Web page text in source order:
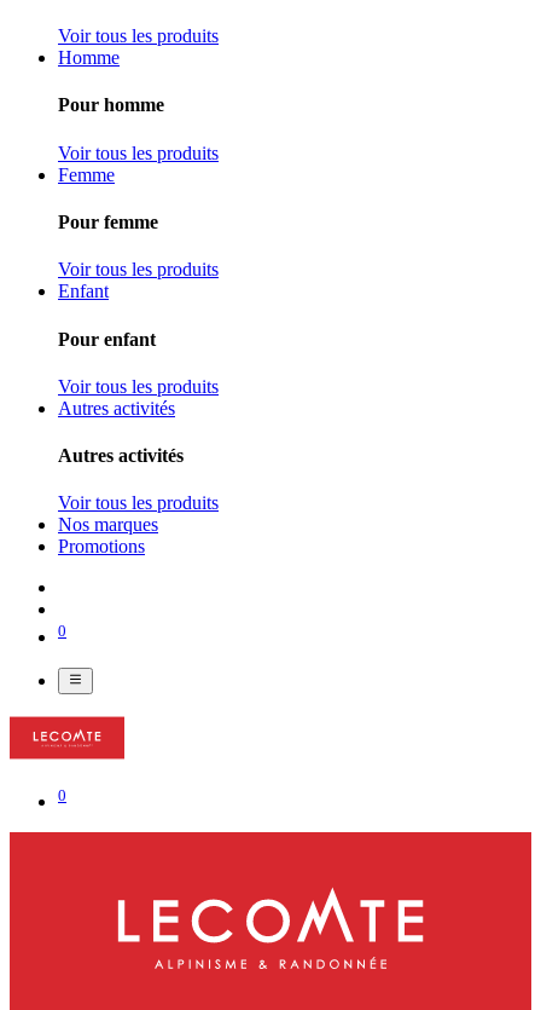
Voir tous les produits
Homme
Pour homme
Voir tous les produits
Femme
Pour femme
Voir tous les produits
Enfant
Pour enfant
Voir tous les produits
Autres activités
Autres activités
Voir tous les produits
Nos marques
Promotions
0
0